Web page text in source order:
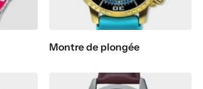
Montre de plongée